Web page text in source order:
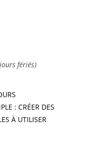
fériés)
: CRÉER DES
À UTILISER